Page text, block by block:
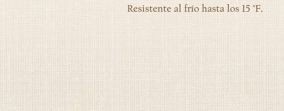
Resistente al frío hasta los 15 °F.